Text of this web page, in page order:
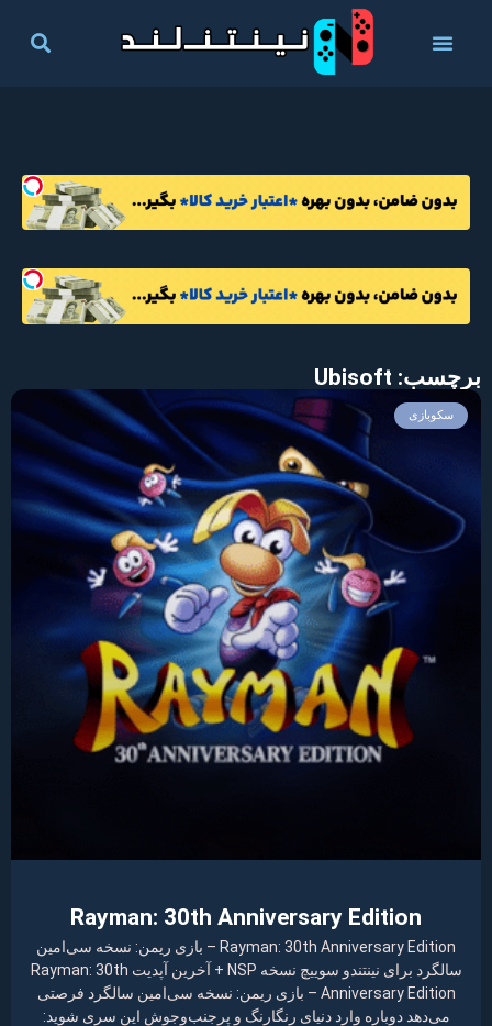
برچسب: Ubisoft
سکوبازی
Rayman: 30th Anniversary Edition
Rayman: 30th Anniversary Edition – بازی ریمن: نسخه سی‌امین
سالگرد برای نینتندو سوییچ نسخه NSP + آخرین آپدیت Rayman: 30th
Anniversary Edition – بازی ریمن: نسخه سی‌امین سالگرد فرصتی
می‌دهد دوباره وارد دنیای رنگارنگ و پرجنب‌وجوش این سری شوید: